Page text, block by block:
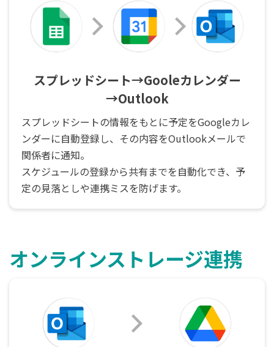
スプレッドシート→Gooleカレンダー
→Outlook
スプレッドシートの情報をもとに予定をGoogleカレ
ンダーに自動登録し、その内容をOutlookメールで
関係者に通知。
スケジュールの登録から共有までを自動化でき、予
定の見落としや連携ミスを防げます。
オンラインストレージ連携